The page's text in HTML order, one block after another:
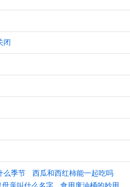
闭
么季节
西瓜和西红柿能一起吃吗
母亲叫什么名字 食用废油桶的妙用